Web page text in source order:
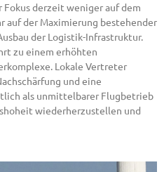
derzeit weniger auf dem
auf der Maximierung bestehender
der Logistik-Infrastruktur.
zu einem erhöhten
Lokale Vertreter
und eine
als unmittelbarer Flugbetrieb
wiederherzustellen und